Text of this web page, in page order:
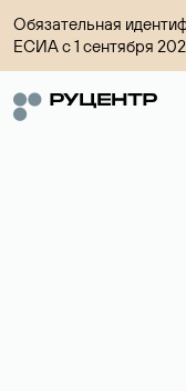
Обязательная
ЕСИА с 1 сентября